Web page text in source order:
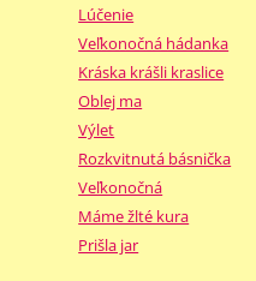
Lúčenie
Veľkonočná hádanka
Kráska krášli kraslice
Oblej ma
Výlet
Rozkvitnutá básnička
Veľkonočná
Máme žlté kura
Prišla jar